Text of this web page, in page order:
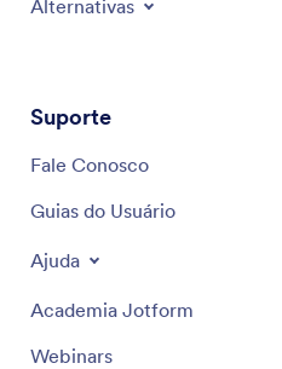
Alternativas
Suporte
Fale Conosco
Guias do Usuário
Ajuda
Academia Jotform
Webinars